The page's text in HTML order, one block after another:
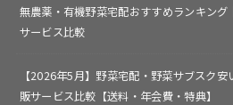
無農薬・有機野菜宅配おすすめランキン
サービス比較
【2026年5月】野菜宅配・野菜サブスク
販サービス比較【送料・年会費・特典】